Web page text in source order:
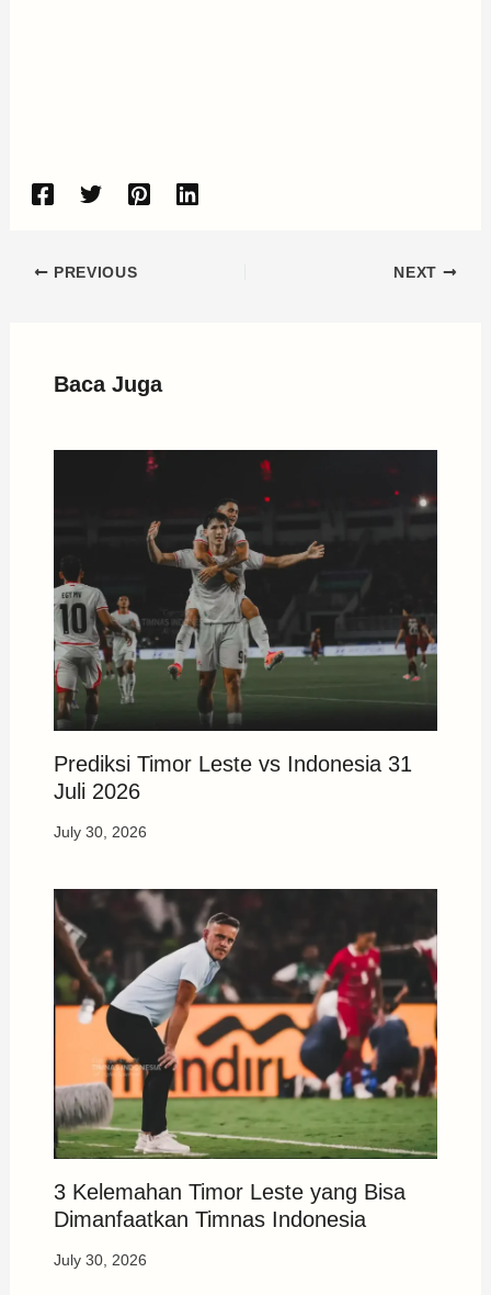
PREVIOUS NEXT
Baca Juga
Prediksi Timor Leste vs Indonesia 31
Juli 2026
July 30, 2026
3 Kelemahan Timor Leste yang Bisa
Dimanfaatkan Timnas Indonesia
July 30, 2026